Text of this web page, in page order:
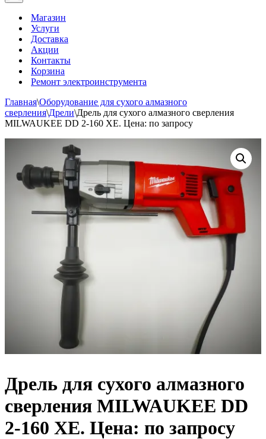
Меню
навигации
Магазин
Услуги
Доставка
Акции
Контакты
Корзина
Ремонт электроинструмента
Главная\Оборудование для сухого алмазного
сверления\Дрели\Дрель для сухого алмазного сверления
MILWAUKEE DD 2-160 XE. Цена: по запросу
Дрель для сухого алмазного
сверления MILWAUKEE DD
2-160 XE. Цена: по запросу